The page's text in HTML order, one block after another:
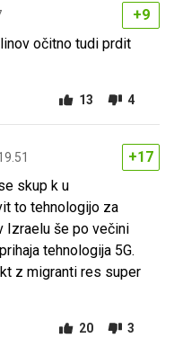
+9
očitno tudi prdit
13 4
+17
skup k u
to tehnologijo za
Izraelu še po večini
tehnologija 5G.
z migranti res super
20 3